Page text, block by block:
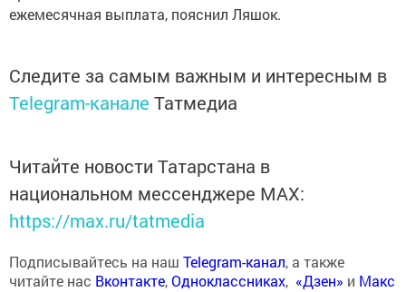
ежемесячная выплата, пояснил Ляшок.
Следите за самым важным и интересным в
Telegram-канале Татмедиа
Читайте новости Татарстана в
национальном мессенджере MАХ:
https://max.ru/tatmedia
Подписывайтесь на наш Telegram-канал, а также
читайте нас Вконтакте,Одноклассниках, «Дзен» и Макс